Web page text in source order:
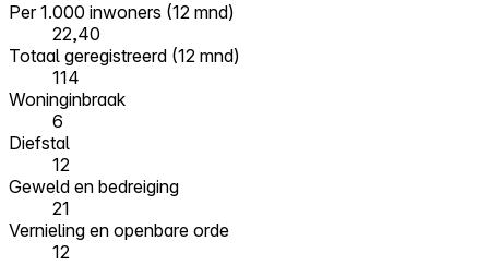
Per 1.000 inwoners (12 mnd)
22,40
Totaal geregistreerd (12 mnd)
114
Woninginbraak
6
Diefstal
12
Geweld en bedreiging
21
Vernieling en openbare orde
12